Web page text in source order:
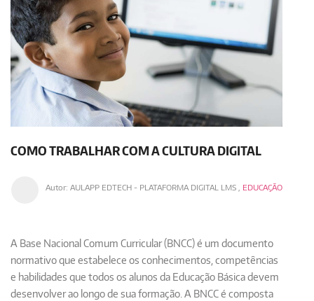
COMO TRABALHAR COM A CULTURA DIGITAL
Autor: AULAPP EDTECH - PLATAFORMA DIGITAL LMS, EDUCAÇÃO
A Base Nacional Comum Curricular (BNCC)é um documento
normativo que estabelece os conhecimentos, competências
e habilidades que todos os alunos da Educação Básica devem
desenvolver ao longo de sua formação. A BNCC é composta